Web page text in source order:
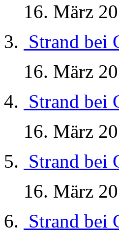
16. März
Strand bei
16. März
Strand bei
16. März
Strand bei
16. März
Strand bei